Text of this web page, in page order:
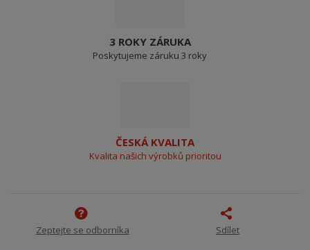
3 ROKY ZÁRUKA
Poskytujeme záruku 3 roky
ČESKÁ KVALITA
Kvalita našich výrobků prioritou
Zeptejte se odborníka Sdílet